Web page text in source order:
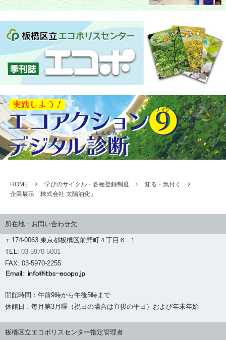
HOME 学びのサイクル・各種登録制度
知る・気付く
企業展示「株式会社 太陽油化」
所在地・お問い合わせ先
〒174-0063 東京都板橋区前野町４丁目６−１
TEL: 03-5970-5001
FAX: 03-5970-2255
開館時間：午前9時から午後5時まで
休館日：毎月第3月曜（祝日の場合は直後の平日）および年末年始
板橋区立エコポリスセンター指定管理者